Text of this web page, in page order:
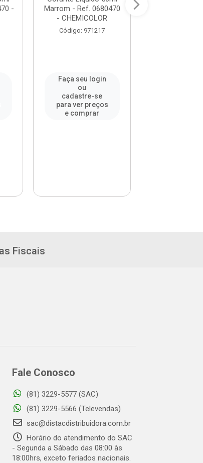
-
Marrom - Ref. 0680470
- CHEMICOLOR
Código: 971217
Faça seu login
ou
cadastre-se
para ver preços
e comprar
Fiscais
Fale Conosco
(81) 3229-5577 (SAC)
(81) 3229-5566 (Televendas)
sac@distacdistribuidora.com.br
Horário do atendimento do SAC
- Segunda a Sábado das 08:00 às
18:00hrs, exceto feriados nacionais.